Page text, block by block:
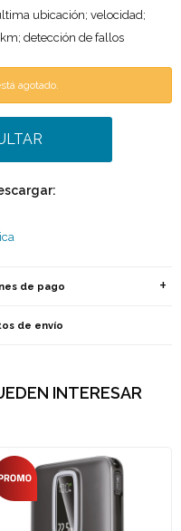
ubicación; velocidad;
detección de fallos
agotado.
de pago
de envío
INTERESAR